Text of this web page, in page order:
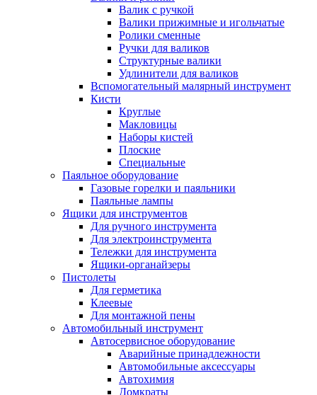
Валик с ручкой
Валики прижимные и игольчатые
Ролики сменные
Ручки для валиков
Структурные валики
Удлинители для валиков
Вспомогательный малярный инструмент
Кисти
Круглые
Макловицы
Наборы кистей
Плоские
Специальные
Паяльное оборудование
Газовые горелки и паяльники
Паяльные лампы
Ящики для инструментов
Для ручного инструмента
Для электроинструмента
Тележки для инструмента
Ящики-органайзеры
Пистолеты
Для герметика
Клеевые
Для монтажной пены
Автомобильный инструмент
Автосервисное оборудование
Аварийные принадлежности
Автомобильные аксессуары
Автохимия
Домкраты